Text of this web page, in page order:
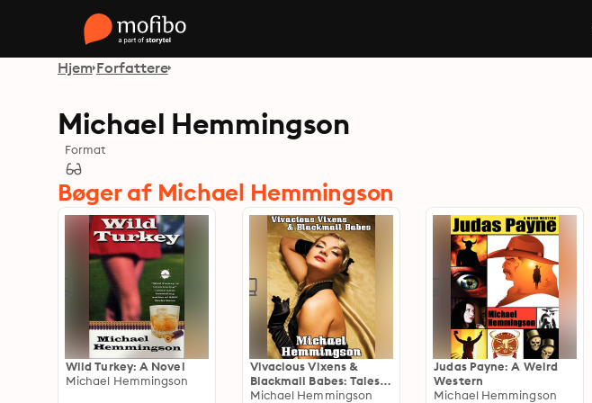
Hjem Forfattere
Michael Hemmingson
Format
Bøger af Michael Hemmingson
Wild Turkey: A Novel
Michael Hemmingson
Vivacious Vixens &
Blackmail Babes: Tales
of Erotic Noir
Michael Hemmingson
Judas Payne: A Weird
Western
Michael Hemmingson